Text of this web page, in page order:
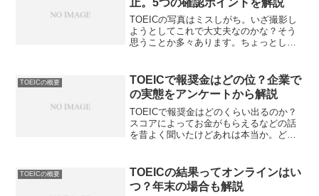
止。5つの確認ポイントを解説
TOEICの写真はミスしがち。いざ撮影し
ようとしてこれで大丈夫なのかな？そう
思うことか多々あります。ちょっとした
TOEICの写真で気になることを解説しま
す。事前にチェックしてくださいね。
TOEICの概要
TOEICで報奨金はどの位？企業で
の実態をアンケートから解説
TOEICで報奨金はどのくらい出るのか？
スコアによってお金がもらえるなどの話
を昔よく聞いたけどあれは本当か。どん
TOEICでの報奨金のレベル感を解説しま
す。アンケート結果も必見です。
TOEICの概要
TOEICの結果ってオンラインはい
つ？年末の場合も解説